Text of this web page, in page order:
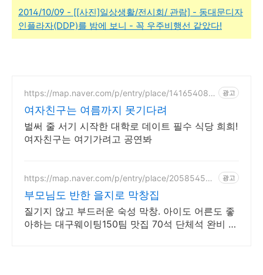
2014/10/09 - [[사진]일상생활/전시회/ 관람] - 동대문디자
인플라자(DDP)를 밤에 보니 - 꼭 우주비행선 같았다!
https://map.naver.com/p/entry/place/141654083
광고
여자친구는 여름까지 못기다려
벌써 줄 서기 시작한 대학로 데이트 필수 식당 희희!
여자친구는 여기가려고 공연봐
https://map.naver.com/p/entry/place/205854520
광고
부모님도 반한 을지로 막창집
질기지 않고 부드러운 숙성 막창. 아이도 어른도 좋
아하는 대구웨이팅150팀 맛집 70석 단체석 완비 최